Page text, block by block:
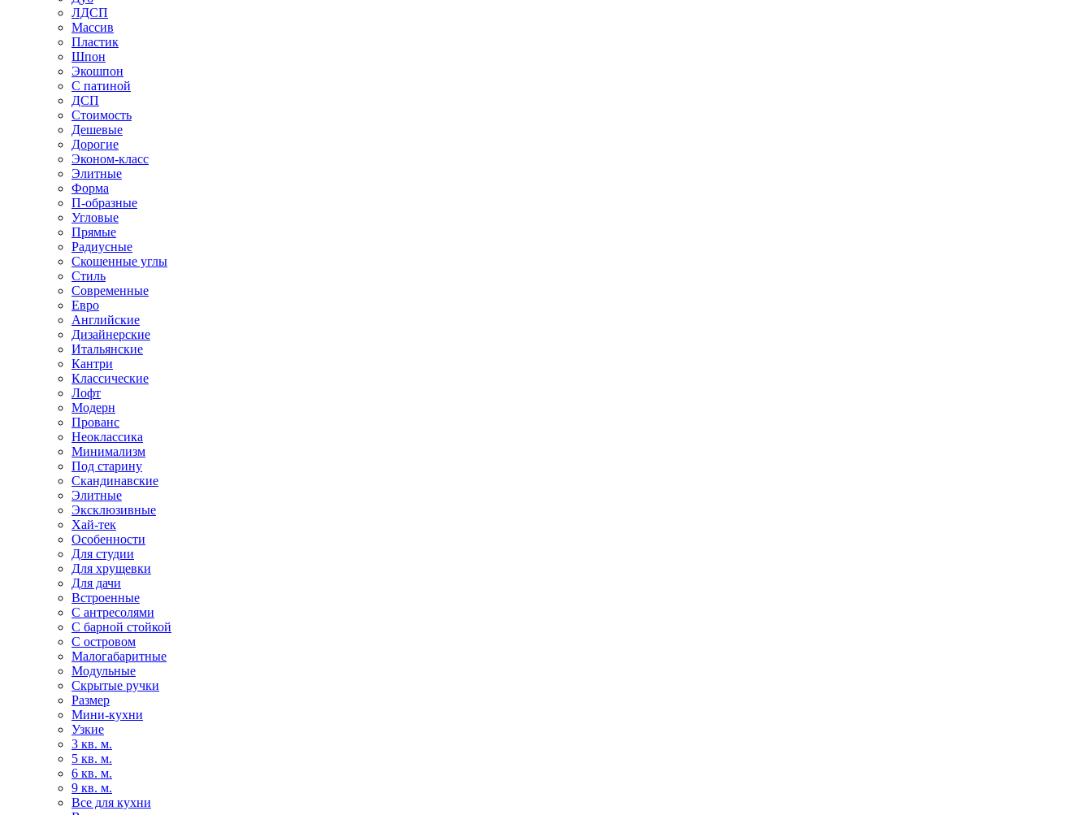
ЛДСП
Массив
Пластик
Шпон
Экошпон
С патиной
ДСП
Стоимость
Дешевые
Дорогие
Эконом-класс
Элитные
Форма
П-образные
Угловые
Прямые
Радиусные
Скошенные углы
Стиль
Современные
Евро
Английские
Дизайнерские
Итальянские
Кантри
Классические
Лофт
Модерн
Прованс
Неоклассика
Минимализм
Под старину
Скандинавские
Элитные
Эксклюзивные
Хай-тек
Особенности
Для студии
Для хрущевки
Для дачи
Встроенные
С антресолями
С барной стойкой
С островом
Малогабаритные
Модульные
Скрытые ручки
Размер
Мини-кухни
Узкие
3 кв. м.
5 кв. м.
6 кв. м.
9 кв. м.
Все для кухни